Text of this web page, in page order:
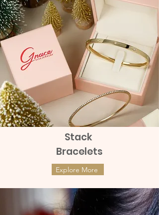
Stack
Bracelets
Explore More